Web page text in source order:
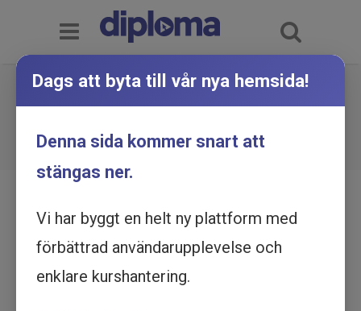
Företagsformer - Utbildning online
Dags att byta till vår nya hemsida!
Denna sida kommer snart att
stängas ner.
Vi har byggt en helt ny plattform med
förbättrad användarupplevelse och
enklare kurshantering.